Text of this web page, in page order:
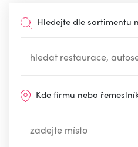
Hledejte dle sortimentu
Kde firmu nebo